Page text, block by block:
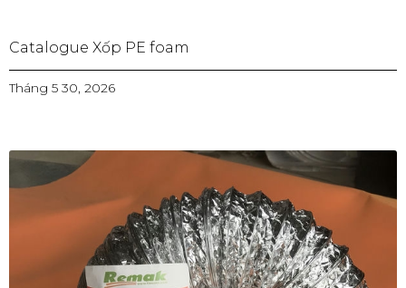
Catalogue Xốp PE foam
Tháng 5 30, 2026